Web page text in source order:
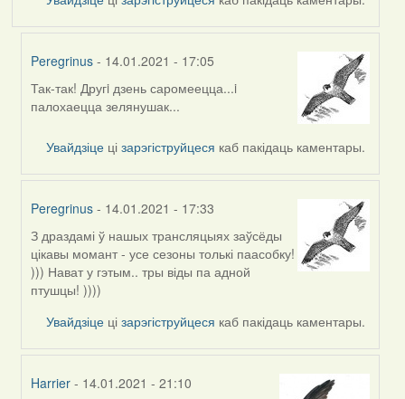
Peregrinus - 14.01.2021 - 17:05
In
reply
Так-так! Другi дзень саромеецца...i
палохаецца зелянушак...
Увайдзіце цізарэгіструйцеся каб пакідаць каментары.
Peregrinus - 14.01.2021 - 17:33
In
reply
to
by
Lighty
З драздамі ў нашых трансляцыях заўсёды
цікавы момант - усе сезоны толькі паасобку!
))) Нават у гэтым.. тры віды па адной
птушцы! ))))
Увайдзіце цізарэгіструйцеся каб пакідаць каментары.
Harrier - 14.01.2021 - 21:10